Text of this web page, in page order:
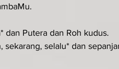
dan Putera dan Roh kudus.
sekarang, selalu* dan